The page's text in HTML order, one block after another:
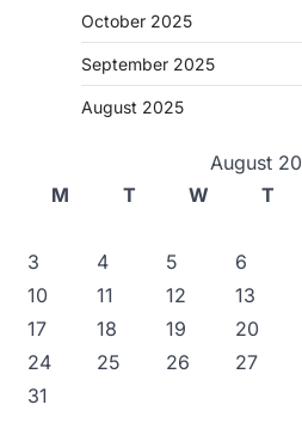
October 2025
September 2025
August 2025
August
M
T W T
3
4 5 6
10
11 12 13
17
18 19 20
24
25 26 27
31